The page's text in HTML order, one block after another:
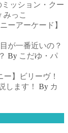
ッション・クー
みっこ
ーアーケード】
が一番近いの？
By こだゆ・パ
ー】ビリーヴ！
します！
By カ